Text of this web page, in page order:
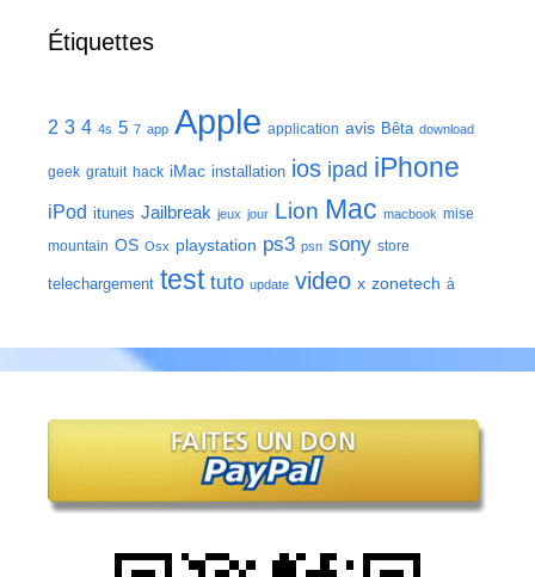
Étiquettes
2 3 4 4s 5 7 app Apple application avis Bêta download
geek gratuit hack iMac installation ios ipad iPhone
iPod itunes Jailbreak jeux jour Lion Mac macbook mise
mountain OS Osx playstation ps3 psn sony store
telechargement test tuto update video x zonetech à